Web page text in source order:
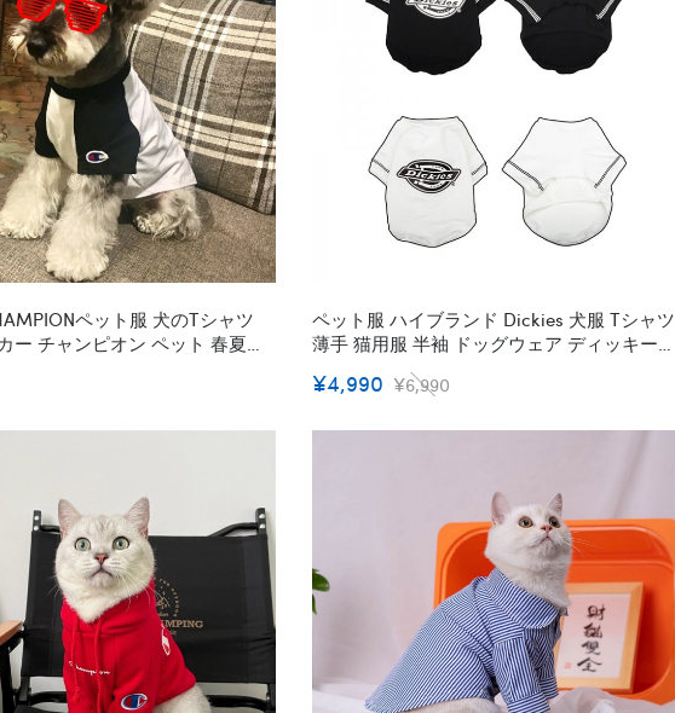
ペット服 犬のTシャツ
ー チャンピオン ペット 春夏のT
変身服 ドッグウェア 半袖 犬猫
ペット服 ハイブランド Dickies 犬服 Tシャツ
薄手 猫用服 半袖 ドッグウェア ディッキーズ
シャツ 通気性強い ペット洋服 ブラック ホワ
イト2色 激安通販 送料無料
¥4,990 ¥6,990